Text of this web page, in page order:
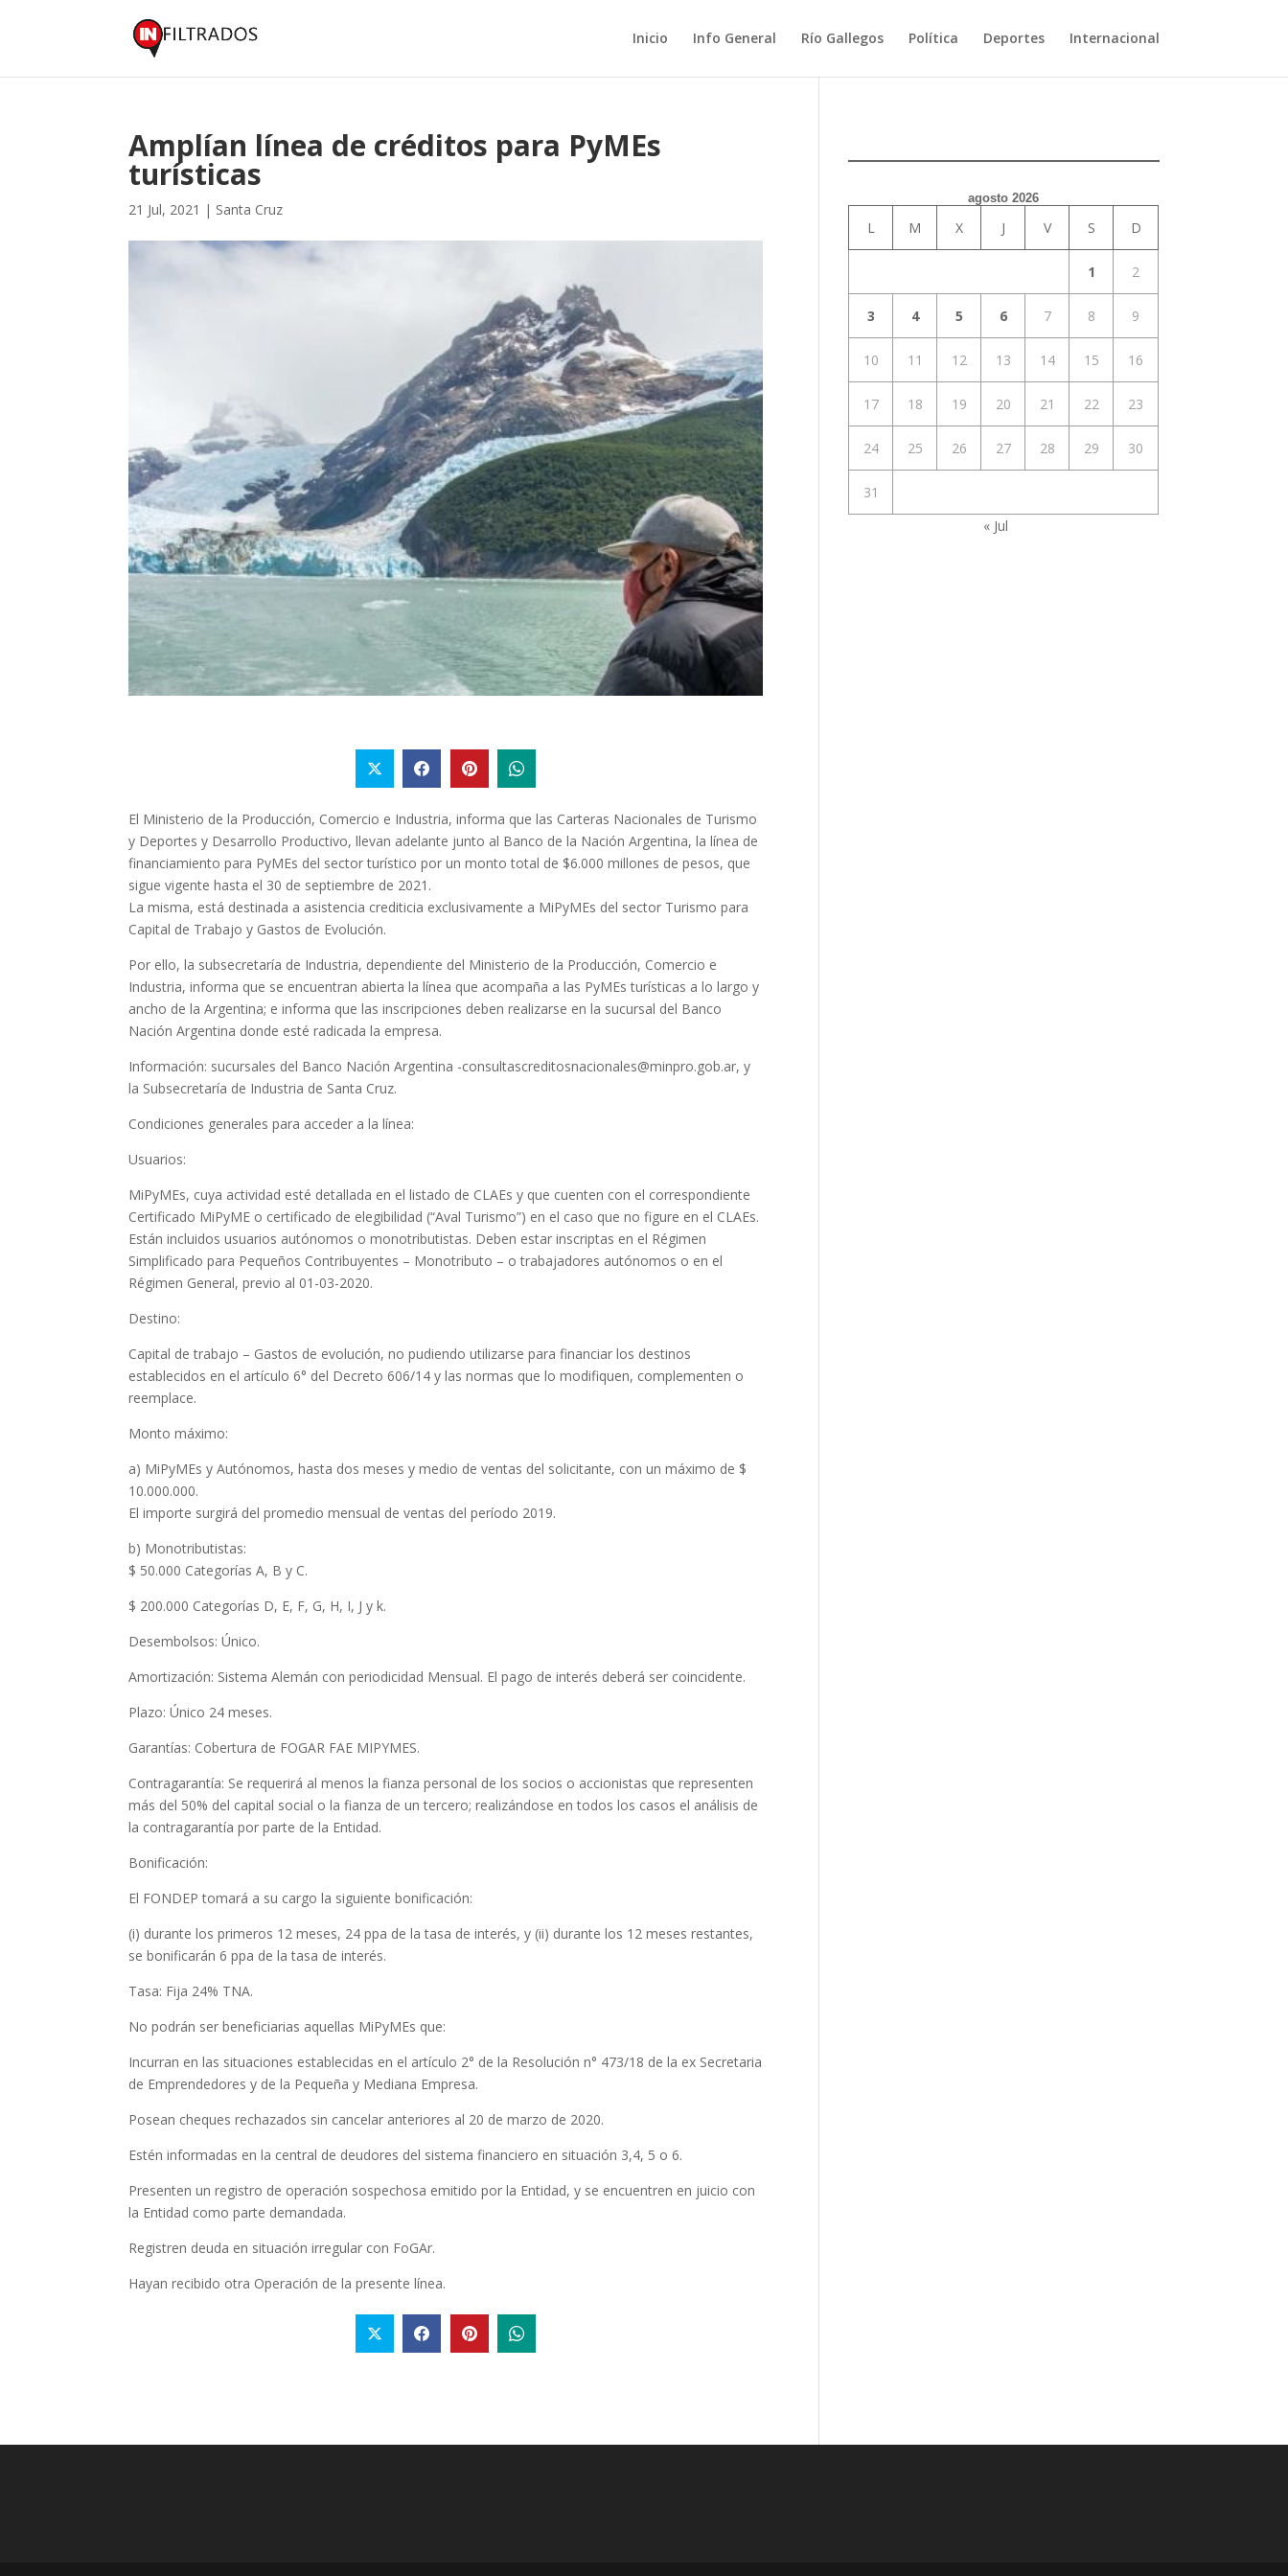
Inicio Info General Río Gallegos Política Deportes Internacional
Amplían línea de créditos para PyMEs
turísticas
21 Jul, 2021 | Santa Cruz
El Ministerio de la Producción, Comercio e Industria, informa que las Carteras Nacionales de Turismo
y Deportes y Desarrollo Productivo, llevan adelante junto al Banco de la Nación Argentina, la línea de
financiamiento para PyMEs del sector turístico por un monto total de $6.000 millones de pesos, que
sigue vigente hasta el 30 de septiembre de 2021.
La misma, está destinada a asistencia crediticia exclusivamente a MiPyMEs del sector Turismo para
Capital de Trabajo y Gastos de Evolución.
Por ello, la subsecretaría de Industria, dependiente del Ministerio de la Producción, Comercio e
Industria, informa que se encuentran abierta la línea que acompaña a las PyMEs turísticas a lo largo y
ancho de la Argentina; e informa que las inscripciones deben realizarse en la sucursal del Banco
Nación Argentina donde esté radicada la empresa.
Información: sucursales del Banco Nación Argentina -consultascreditosnacionales@minpro.gob.ar, y
la Subsecretaría de Industria de Santa Cruz.
Condiciones generales para acceder a la línea:
Usuarios:
MiPyMEs, cuya actividad esté detallada en el listado de CLAEs y que cuenten con el correspondiente
Certificado MiPyME o certificado de elegibilidad (“Aval Turismo”) en el caso que no figure en el CLAEs.
Están incluidos usuarios autónomos o monotributistas. Deben estar inscriptas en el Régimen
Simplificado para Pequeños Contribuyentes – Monotributo – o trabajadores autónomos o en el
Régimen General, previo al 01-03-2020.
Destino:
Capital de trabajo – Gastos de evolución, no pudiendo utilizarse para financiar los destinos
establecidos en el artículo 6° del Decreto 606/14 y las normas que lo modifiquen, complementen o
reemplace.
Monto máximo:
a) MiPyMEs y Autónomos, hasta dos meses y medio de ventas del solicitante, con un máximo de $
10.000.000.
El importe surgirá del promedio mensual de ventas del período 2019.
b) Monotributistas:
$ 50.000 Categorías A, B y C.
$ 200.000 Categorías D, E, F, G, H, I, J y k.
Desembolsos: Único.
Amortización: Sistema Alemán con periodicidad Mensual. El pago de interés deberá ser coincidente.
Plazo: Único 24 meses.
Garantías: Cobertura de FOGAR FAE MIPYMES.
Contragarantía: Se requerirá al menos la fianza personal de los socios o accionistas que representen
más del 50% del capital social o la fianza de un tercero; realizándose en todos los casos el análisis de
la contragarantía por parte de la Entidad.
Bonificación:
El FONDEP tomará a su cargo la siguiente bonificación:
(i) durante los primeros 12 meses, 24 ppa de la tasa de interés, y (ii) durante los 12 meses restantes,
se bonificarán 6 ppa de la tasa de interés.
Tasa: Fija 24% TNA.
No podrán ser beneficiarias aquellas MiPyMEs que:
Incurran en las situaciones establecidas en el artículo 2° de la Resolución n° 473/18 de la ex Secretaria
de Emprendedores y de la Pequeña y Mediana Empresa.
Posean cheques rechazados sin cancelar anteriores al 20 de marzo de 2020.
Estén informadas en la central de deudores del sistema financiero en situación 3,4, 5 o 6.
Presenten un registro de operación sospechosa emitido por la Entidad, y se encuentren en juicio con
la Entidad como parte demandada.
Registren deuda en situación irregular con FoGAr.
Hayan recibido otra Operación de la presente línea.
agosto 2026
L M X J V S D
1 2
3 4 5 6 7 8 9
10 11 12 13 14 15 16
17 18 19 20 21 22 23
24 25 26 27 28 29 30
31
« Jul